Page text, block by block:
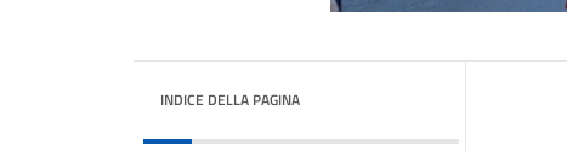
INDICE DELLA PAGINA